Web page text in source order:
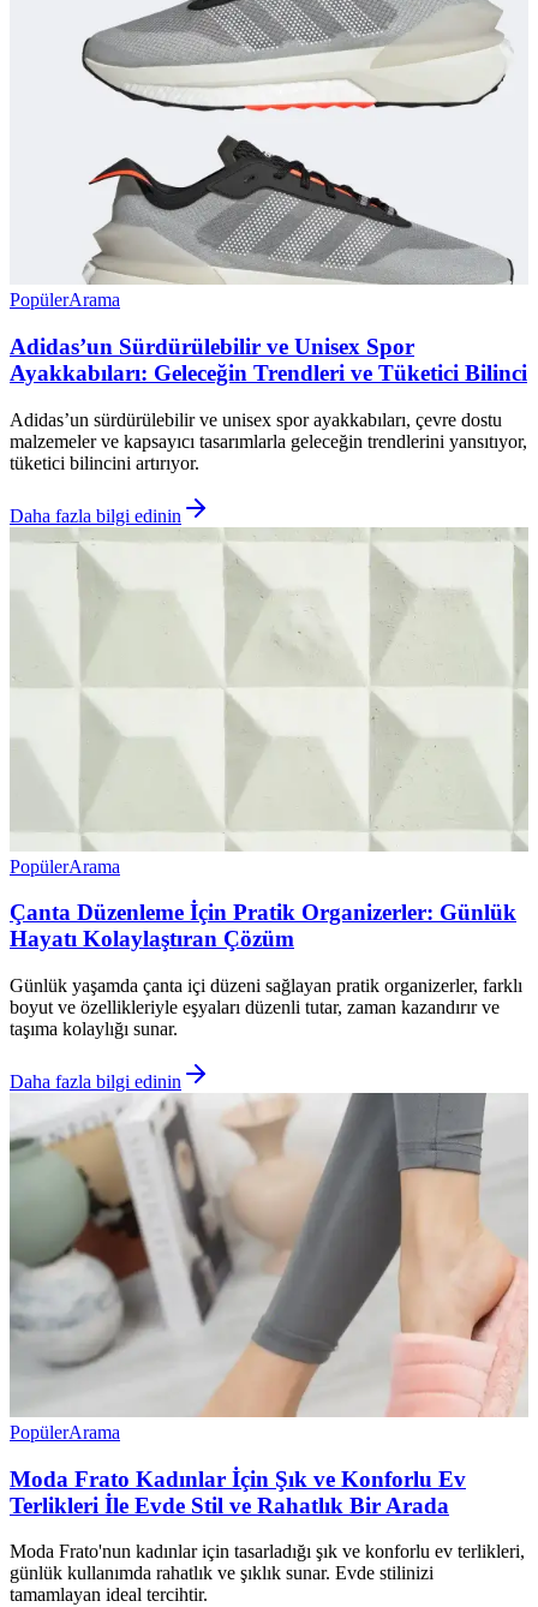
PopülerArama
Adidas’un Sürdürülebilir ve Unisex Spor
Ayakkabıları: Geleceğin Trendleri ve Tüketici Bilinci
Adidas’un sürdürülebilir ve unisex spor ayakkabıları, çevre dostu
malzemeler ve kapsayıcı tasarımlarla geleceğin trendlerini yansıtıyor,
tüketici bilincini artırıyor.
Daha fazla bilgi edinin
PopülerArama
Çanta Düzenleme İçin Pratik Organizerler: Günlük
Hayatı Kolaylaştıran Çözüm
Günlük yaşamda çanta içi düzeni sağlayan pratik organizerler, farklı
boyut ve özellikleriyle eşyaları düzenli tutar, zaman kazandırır ve
taşıma kolaylığı sunar.
Daha fazla bilgi edinin
PopülerArama
Moda Frato Kadınlar İçin Şık ve Konforlu Ev
Terlikleri İle Evde Stil ve Rahatlık Bir Arada
Moda Frato'nun kadınlar için tasarladığı şık ve konforlu ev terlikleri,
günlük kullanımda rahatlık ve şıklık sunar. Evde stilinizi
tamamlayan ideal tercihtir.